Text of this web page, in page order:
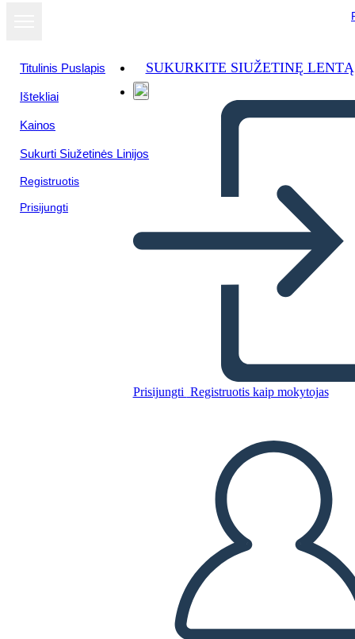
Titulinis Puslapis
Ištekliai
Kainos
Sukurti Siužetinės Linijos
Registruotis
Prisijungti
SUKURKITE SIUŽETINĘ LENTĄ
Prisijungti Registruotis kaip mokytojas
ההיסטוריה של אימפריאליזם -
Nukopijuokite šią siužetinę lentą
SUKURTI SIUŽETINĘ LENTĄ
PALEISTI SKAIDRIŲ DEMONSTRACIJĄ
SKAITYK MAN